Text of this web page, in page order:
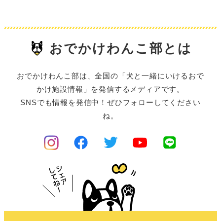
おでかけわんこ部とは
おでかけわんこ部は、全国の「犬と一緒にいけるおで
かけ施設情報」を発信するメディアです。
SNSでも情報を発信中！ぜひフォローしてください
ね。